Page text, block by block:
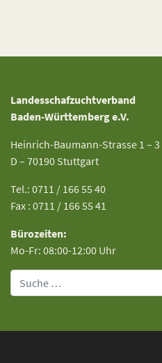
Landesschafzuchtverband
Baden-Württemberg e.V.
Heinrich-Baumann-Strasse 1 – 3
D – 70190 Stuttgart
Tel.: 0711 / 166 55 40
Fax : 0711 / 166 55 41
Bürozeiten:
Mo-Fr: 08:00-12:00 Uhr
Suche